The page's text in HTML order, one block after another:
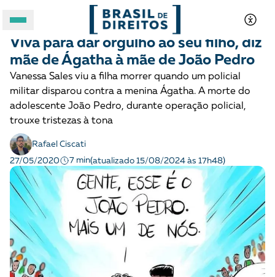
A BRASIL DE DIREITOS
ASSUNTOS
FORMATOS
Apoie a Brasil de Direitos
CRIANÇAS E ADOLESCENTES
História
Viva para dar orgulho ao seu filho, diz
mãe de Ágatha à mãe de João Pedro
Vanessa Sales viu a filha morrer quando um policial
militar disparou contra a menina Ágatha. A morte do
adolescente João Pedro, durante operação policial,
trouxe tristezas à tona
Rafael Ciscati
27/05/2020
7 min(atualizado 15/08/2024 às 17h48)